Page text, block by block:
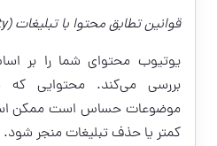
قوانین تطابق محتوا با تبلیغات (suitability)
یوتیوب محتوای شما را بر
بررسی می‌کند. محتوایی که
موضوعات حساس است ممکن
کمتر یا حذف تبلیغات منجر شود.